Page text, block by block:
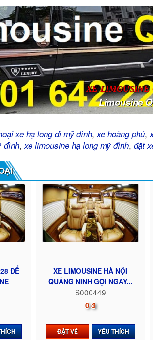
XE LIMOUSINE
Limousine
xe hạ long đi mỹ đình,xe hoàng phú,
đình,xe limousine hạ long mỹ đình, đặt
ĐỂ
XE LIMOUSINE HÀ NỘI
QUẢNG NINH GỌI NGAY...
S000449
0 đ
ĐẶT VÉ YÊU THÍCH